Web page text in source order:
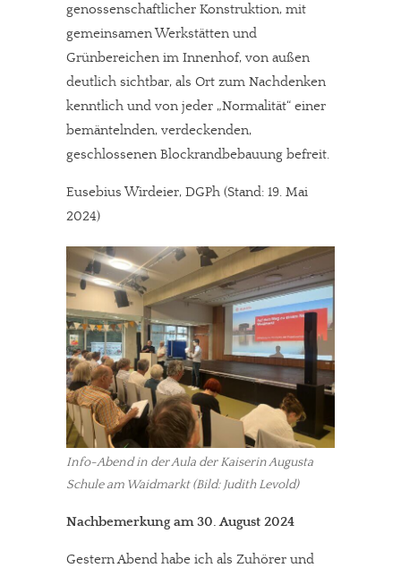
JETZT SPENDEN Schon erledigt!
genossenschaftlicher Konstruktion, mit
gemeinsamen Werkstätten und
Grünbereichen im Innenhof, von außen
deutlich sichtbar, als Ort zum Nachdenken
kenntlich und von jeder „Normalität“ einer
bemäntelnden, verdeckenden,
geschlossenen Blockrandbebauung befreit.
Eusebius Wirdeier, DGPh (Stand: 19. Mai
2024)
Info-Abend in der Aula der Kaiserin Augusta
Schule am Waidmarkt (Bild: Judith Levold)
Nachbemerkung am 30. August 2024
Gestern Abend habe ich als Zuhörer und